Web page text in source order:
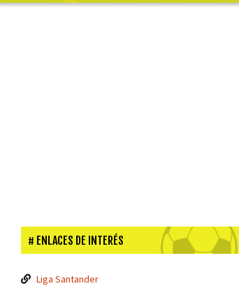
ENLACES DE INTERÉS
Liga Santander